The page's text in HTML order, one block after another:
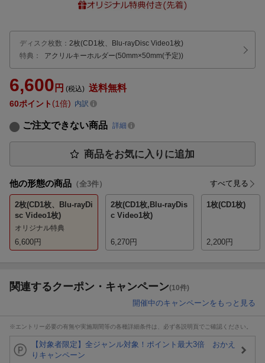
ディスク枚数 ： 2枚(CD1枚、Blu-rayDisc Video1枚)
特典：
アクリルキーホルダー(50mm×50mm(予定))
6,600 円 (税込) 送料無料
60ポイント 1倍 内訳
ご注文できない商品 詳細
商品をお気に入りに追加
他の形態の商品 （全3件） すべて見る
2枚(CD1枚、Blu-rayDi
sc Video1枚)
オリジナル特典
6,600円
2枚(CD1枚,Blu-rayDis
c Video1枚)
6,270円
1枚(CD1枚)
2,200円
関連するクーポン・キャンペーン(10件)
開催中のキャンペーンをもっと見る
※エントリー必要の有無や実施期間等の各種詳細条件は、必ず各説明頁でご確認ください。
【対象者限定】全ジャンル対象！ポイント最大3倍 おかえ
りキャンペーン